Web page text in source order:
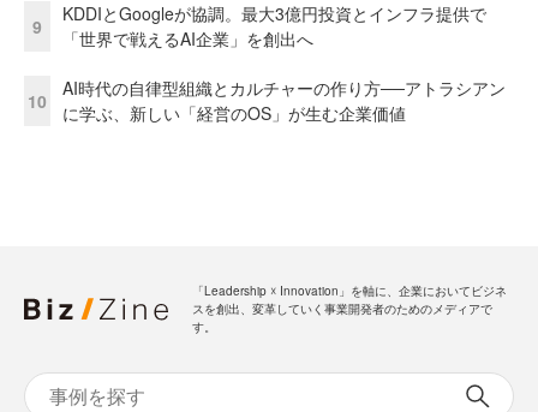
9
KDDIとGoogleが協調。最大3億円投資とインフラ提供で
「世界で戦えるAI企業」を創出へ
10
AI時代の自律型組織とカルチャーの作り方──アトラシアン
に学ぶ、新しい「経営のOS」が生む企業価値
「Leadership ☓ Innovation」を軸に、企業においてビジネ
スを創出、変革していく事業開発者のためのメディアで
す。